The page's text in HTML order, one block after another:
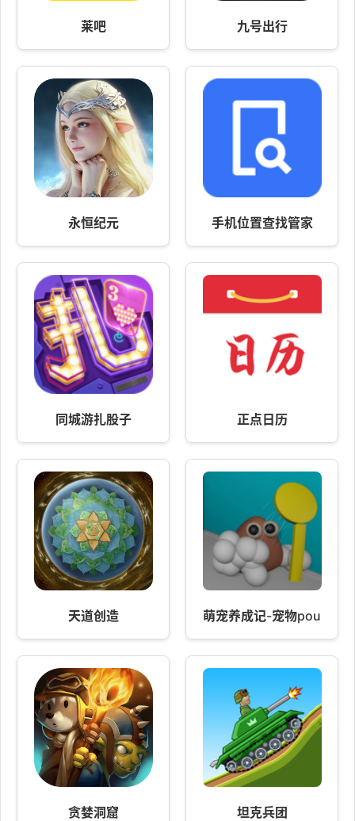
莱吧 九号出行
永恒纪元 手机位置查找管家
同城游扎股子 正点日历
天道创造 萌宠养成记-宠物pou
贪婪洞窟 坦克兵团